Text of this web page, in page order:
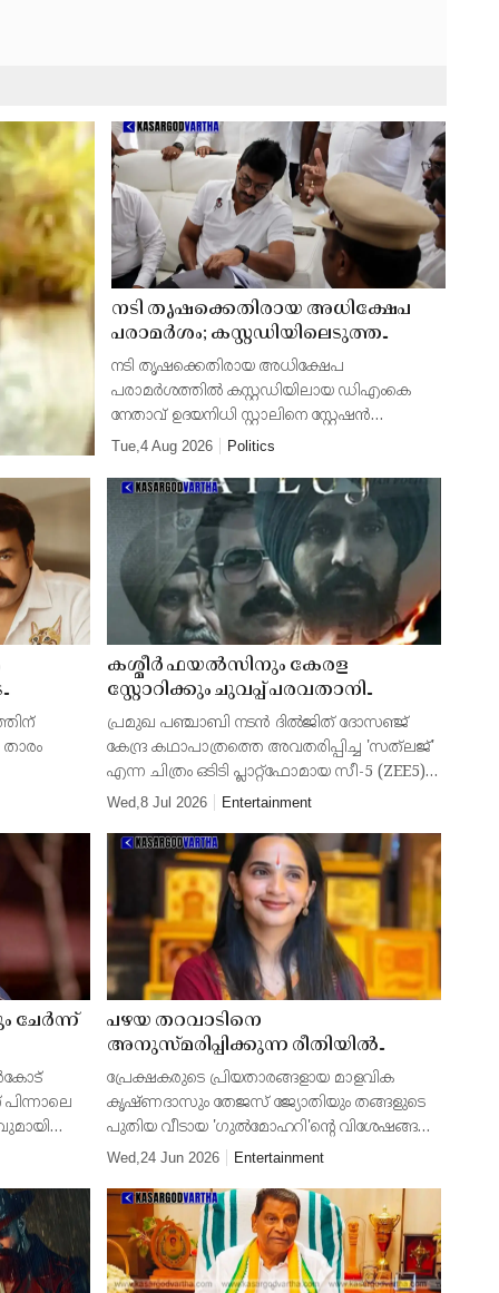
നടി തൃഷക്കെതിരായ അധിക്ഷേപ
പരാമർശം; കസ്റ്റഡിയിലെടുത്ത
ഉദയനിധി സ്റ്റാലിനെ വിട്ടയക്കാൻ
തീരുമാനം
നടി തൃഷക്കെതിരായ അധിക്ഷേപ
പരാമർശത്തിൽ കസ്റ്റഡിയിലായ ഡിഎംകെ
നേതാവ് ഉദയനിധി സ്റ്റാലിനെ സ്റ്റേഷൻ
ജാമ്യത്തിൽ വിട്ടയക്കാൻ തമിഴ്നാട് സർക്കാർ
റിമാൻഡ് ചെയ്യേണ്ടതില്ലെന്നും ചോ
Tue,4 Aug 2026 Politics
ആസൂത്രിത
കശ്മീർ ഫയൽസിനും കേരള
സ്റ്റോറിക്കും ചുവപ്പ് പരവതാനി
വിരിച്ചവർ പഞ്ചാബിൻ്റെ കഥയെ
ഭയപ്പെടുന്നതെന്ത്; 'സത്‌ലജ്'
വിലക്കപ്പെടുമ്പോൾ
പ്രമുഖ പഞ്ചാബി നടൻ ദിൽജിത് ദോസഞ്ജ്
കേന്ദ്ര കഥാപാത്രത്തെ അവതരിപ്പിച്ച 'സത്‌ലജ്'
എന്ന ചിത്രം ഒടിടി പ്ലാറ്റ്‌ഫോമായ സീ-5 (ZEE5)
റിലീസ് ചെയ്ത് ദിവസങ്ങൾക്കുള്ളിൽ
ജസ്വന്ത്
Wed,8 Jul 2026 Entertainment
ചേർന്ന്
ഓഫ്
എസ്
പഴയ തറവാടിനെ
അനുസ്മരിപ്പിക്കുന്ന രീതിയിൽ
പുതിയ വീടൊരുക്കി മാളവിക
കൃഷ്ണദാസ്; വീടിന് 'ഗുൽമോഹർ' എന്ന്
പേരിടാനുണ്ടായ കാരണം
വെളിപ്പെടുത്തി താരം
പ്രേക്ഷകരുടെ പ്രിയതാരങ്ങളായ മാളവിക
കൃഷ്ണദാസും തേജസ് ജ്യോതിയും തങ്ങളുടെ
പുതിയ വീടായ 'ഗുൽമോഹറി'ന്റെ വിശേഷങ്ങൾ
യൂട്യൂബ് വ്ലോഗിലൂടെ പങ്കുവെച്ചു. മകളുടെ
സാമ്യമുള്ളതിനാലാണ് വീട
Wed,24 Jun 2026 Entertainment